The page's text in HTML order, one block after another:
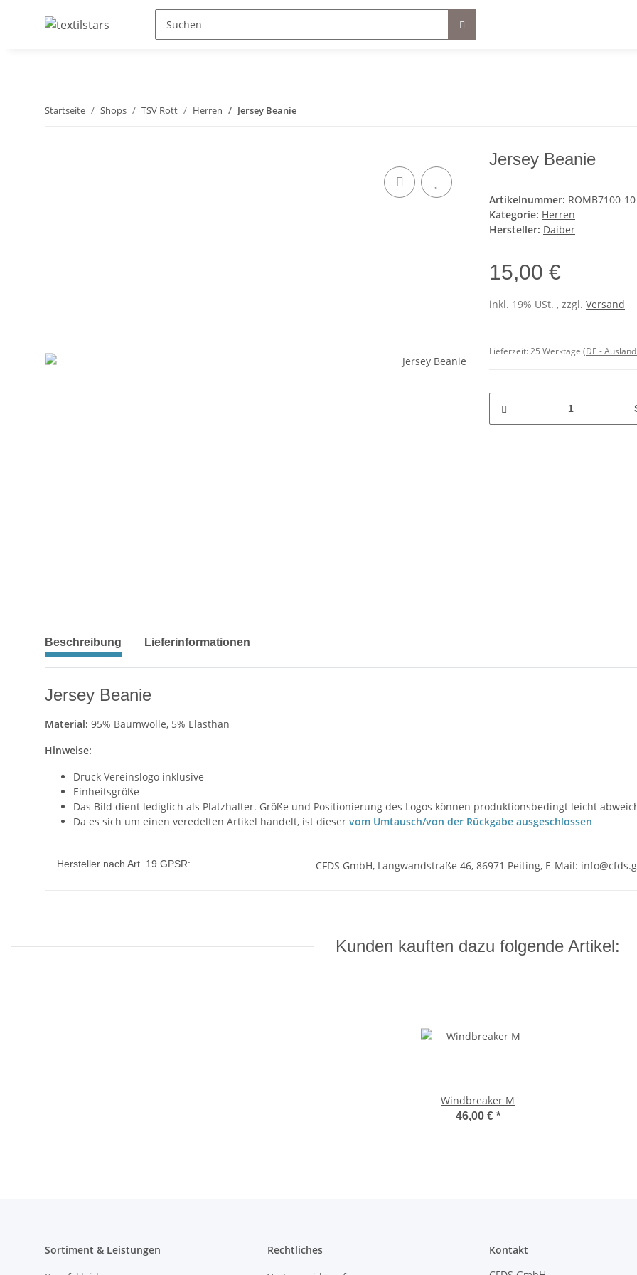
Startseite Shops TSV Rott Herren Jersey Beanie
Jersey Beanie
Artikelnummer: ROMB7100-10
Kategorie: Herren
Hersteller: Daiber
15,00 €
inkl. 19% USt. , zzgl. Versand
Lieferzeit:25 Werktage (DE -
Beschreibung Lieferinformationen
Jersey Beanie
Material: 95% Baumwolle, 5% Elasthan
Hinweise:
Druck Vereinslogo inklusive
Einheitsgröße
Das Bild dient lediglich als Platzhalter. Größe und Positionierung des Logos können produktionsbedingt leicht
Da es sich um einen veredelten Artikel handelt, ist dieser vom Umtausch/von der Rückgabe ausgeschlossen
Hersteller nach Art. 19 GPSR: CFDS GmbH, Langwandstraße 46, 86971 Peiting, E-Mail:
Kunden kauften dazu folgende Artikel:
Windbreaker M
46,00 € *
Sortiment & Leistungen Rechtliches
Kontakt